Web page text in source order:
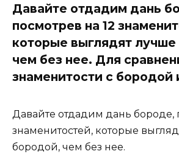
Давайте отдадим дань
посмотрев на 12
которые выглядят
чем без нее. Для
знаменитости с бородой
Давайте отдадим дань бороде,
знаменитостей, которые
бородой, чем без нее.